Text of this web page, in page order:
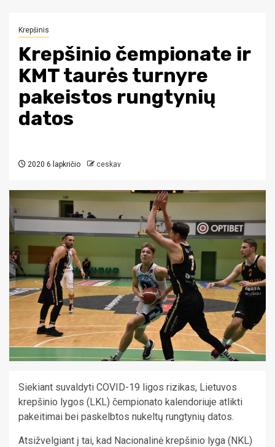
Krepšinis
Krepšinio čempionate ir
KMT taurės turnyre
pakeistos rungtynių
datos
2020 6 lapkričio ceskav
Siekiant suvaldyti COVID-19 ligos rizikas, Lietuvos
krepšinio lygos (LKL) čempionato kalendoriuje atlikti
pakeitimai bei paskelbtos nukeltų rungtynių datos.
Atsižvelgiant į tai, kad Nacionalinė krepšinio lyga (NKL)